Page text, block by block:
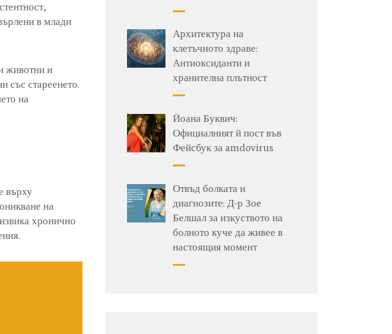
в млади
животни и
със стареенето.
на
върху
на
хронично
Архитектура на
клетъчното здраве:
Антиоксиданти и
хранителна плътност
Йоана Буквич:
Официалният й пост във
Фейсбук за amdovirus
Отвъд болката и
диагнозите: Д-р Зое
Белшал за изкуството на
болното куче да живее в
настоящия момент